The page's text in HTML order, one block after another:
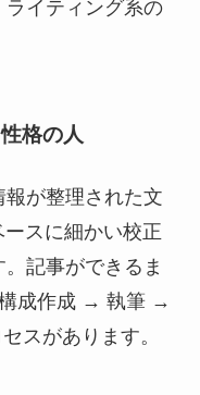
ライティング系の
格の人
が整理された文
スに細かい校正
記事ができるま
成作成 → 執筆 →
スがあります。